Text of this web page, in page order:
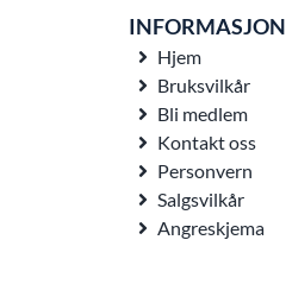
INFORMASJON
Hjem
Bruksvilkår
Bli medlem
Kontakt oss
Personvern
Salgsvilkår
Angreskjema